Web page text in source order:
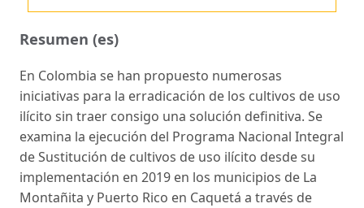
Resumen (es)
En Colombia se han propuesto numerosas
iniciativas para la erradicación de los cultivos de uso
ilícito sin traer consigo una solución definitiva. Se
examina la ejecución del Programa Nacional Integral
de Sustitución de cultivos de uso ilícito desde su
implementación en 2019 en los municipios de La
Montañita y Puerto Rico en Caquetá a través de